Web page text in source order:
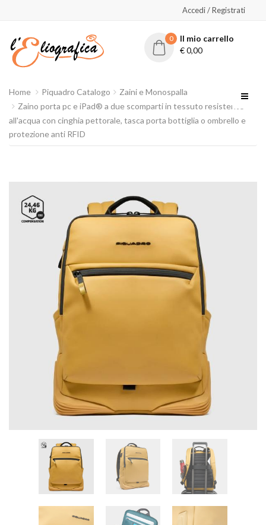
Accedi / Registrati
0
Il mio carrello
€0,00
Home Piquadro Catalogo
Zaini e Monospalla
Zaino porta pc e iPad® a due scomparti in tessuto resistente
all'acqua con cinghia pettorale, tasca porta bottiglia o ombrello e
protezione anti RFID